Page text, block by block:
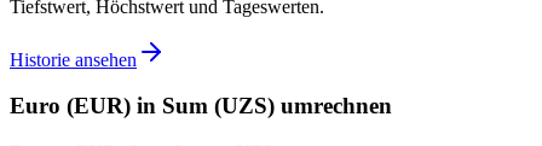
Tiefstwert, Höchstwert und Tageswerten.
Historie ansehen
Euro (EUR) in Sum (UZS) umrechnen